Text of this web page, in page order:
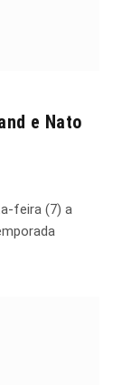
e Nato
feira (7) a